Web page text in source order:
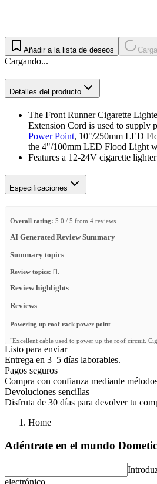
Añadir a la lista de deseos
Cargando...
Detalles del producto
The Front Runner Cigarette
Extension Cord is used to supply
Power Point, 10"/250mm LED
the 4"/100mm LED Flood Light
Features a 12-24V cigarette
Especificaciones
Overall rating: 5.0 / 5 from 4 reviews.
AI Generated Review Summary
Summary topics
Review topics: [].
Review highlights
Reviews
Powering up roof rack power point
"Excellent cable used to power up the roof circuit.
power station and the hella end into the power point.
—Tray M.( 5/5
Pratcital solution to power the roofrack power
"Nice weather proof wire and sturdy connections
ligther connection"
Sherif G.(5/5
Listo para enviar
Entrega en 3–5 días laborables.
Pagos seguros
Compra con confianza mediante
Devoluciones sencillas
Disfruta de 30 días para devolver tu
Home
Adéntrate en el mundo Dometic